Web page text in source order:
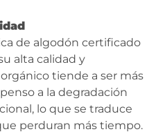
de algodón certificado
alta calidad y
tiende a ser más
a la degradación
lo que se traduce
perduran más tiempo.